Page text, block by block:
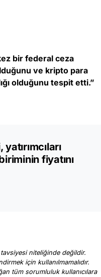
bir federal ceza
ve kripto para
olduğunu tespit etti.”
fiyatını
tavsiyesi niteliğinde değildir.
için kullanılmamalıdır.
tüm sorumluluk kullanıcılara